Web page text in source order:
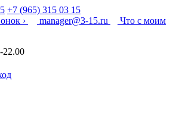
+7 (965) 315 03 15
›
manager@3-15.ru
Что с моим
22.00